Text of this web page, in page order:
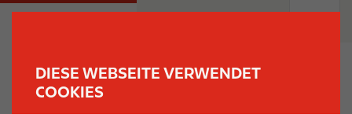
DIESE WEBSEITE VERWENDET
COOKIES
M